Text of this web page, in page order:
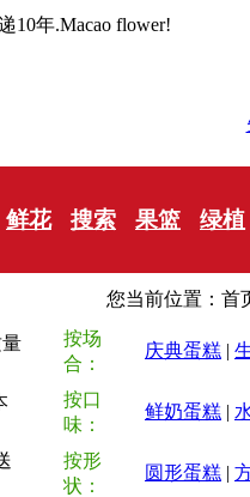
10年.Macao flower!
鲜花 搜索 果篮 绿植
您当前位置：首
按场
合：
庆典蛋糕 |
按口
味：
鲜奶蛋糕 |
按形
状：
圆形蛋糕 |